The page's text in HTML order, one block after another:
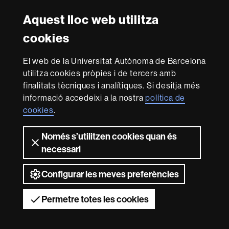
Aquest lloc web utilitza
cookies
El web de la Universitat Autònoma de Barcelona
utilitza cookies pròpies i de tercers amb
finalitats tècniques i analítiques. Si desitja més
informació accedeixi a la nostrapolítica de
cookies.
Només s’utilitzen cookies quan és
necessari
Configurar les meves preferències
Permetre totes les cookies
FFLFFLFFLFFL
Reconeixement internacional de l'excel·lència
in
Research
-
Euraxess
Amb el finançament de
Sobre
aquest
web
Avís legal
web Accessibilitat web Mapa del web UAB
2026 Universitat Autònoma de Barcelona